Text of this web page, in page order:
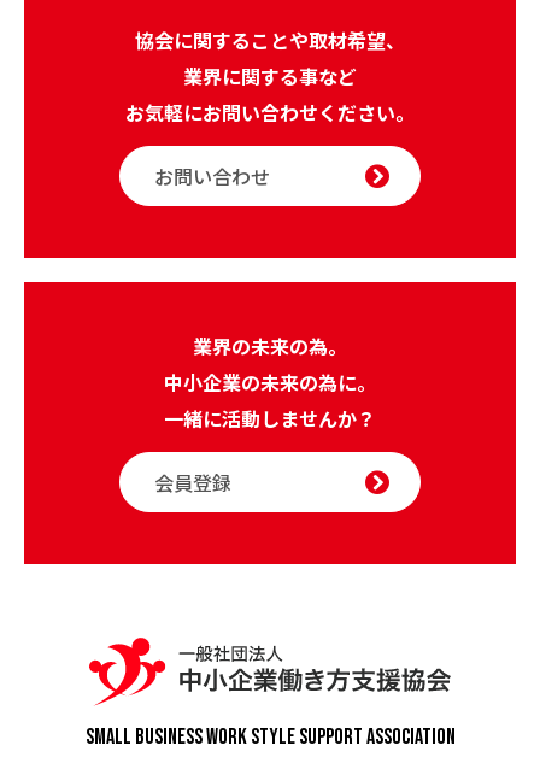
協会に関することや取材希望、
業界に関する事など
お気軽にお問い合わせください。
お問い合わせ
業界の未来の為。
中小企業の未来の為に。
一緒に活動しませんか？
会員登録
Small Business Work StyleSupport Association